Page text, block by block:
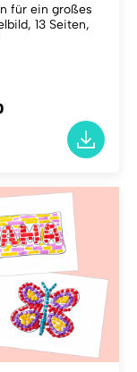
für ein großes
13 Seiten,